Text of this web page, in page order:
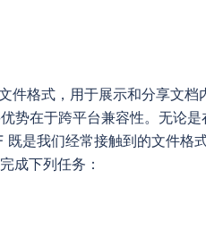
格式，用于展示和分享文档
势在于跨平台兼容性。无论
是我们经常接触到的文件格
成下列任务：